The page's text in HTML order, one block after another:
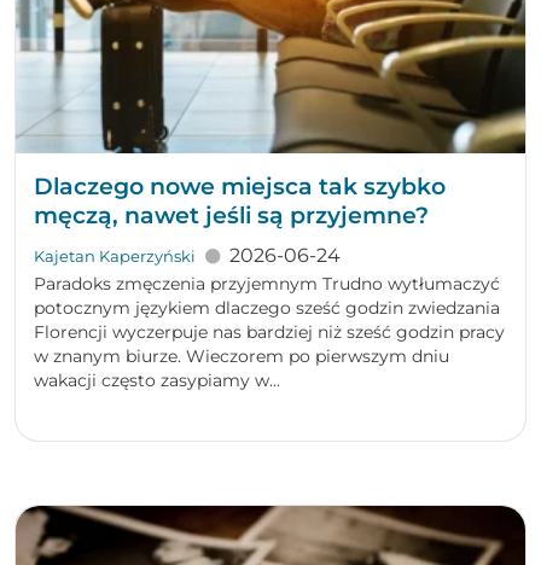
Dlaczego nowe miejsca tak szybko
męczą, nawet jeśli są przyjemne?
Kajetan Kaperzyński 2026-06-24
Paradoks zmęczenia przyjemnym Trudno wytłumaczyć
potocznym językiem dlaczego sześć godzin zwiedzania
Florencji wyczerpuje nas bardziej niż sześć godzin pracy
w znanym biurze. Wieczorem po pierwszym dniu
wakacji często zasypiamy w...